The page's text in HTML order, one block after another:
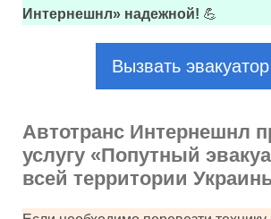
Интернешнл» надежной! 💪
Вызвать эвакуатор
Автотранс Интернешнл
услугу «Попутный
всей территории